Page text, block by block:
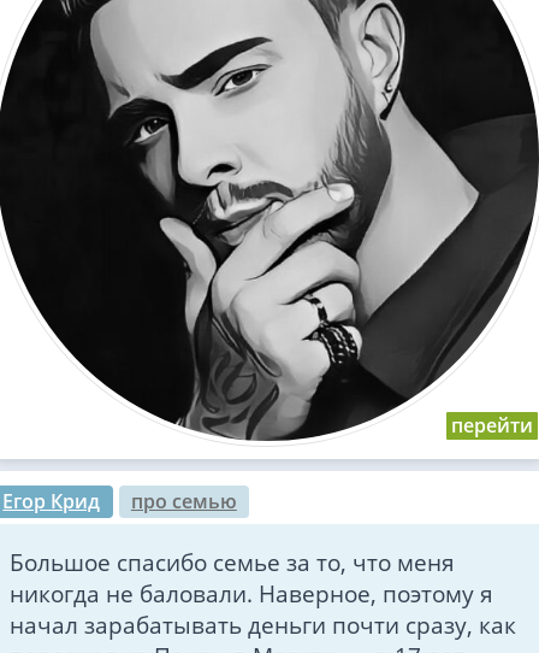
Егор Крид про семью
Большое спасибо семье за то, что меня
никогда не баловали. Наверное, поэтому я
начал зарабатывать деньги почти сразу, как